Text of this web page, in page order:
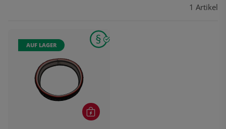
1 Artikel
AUF LAGER